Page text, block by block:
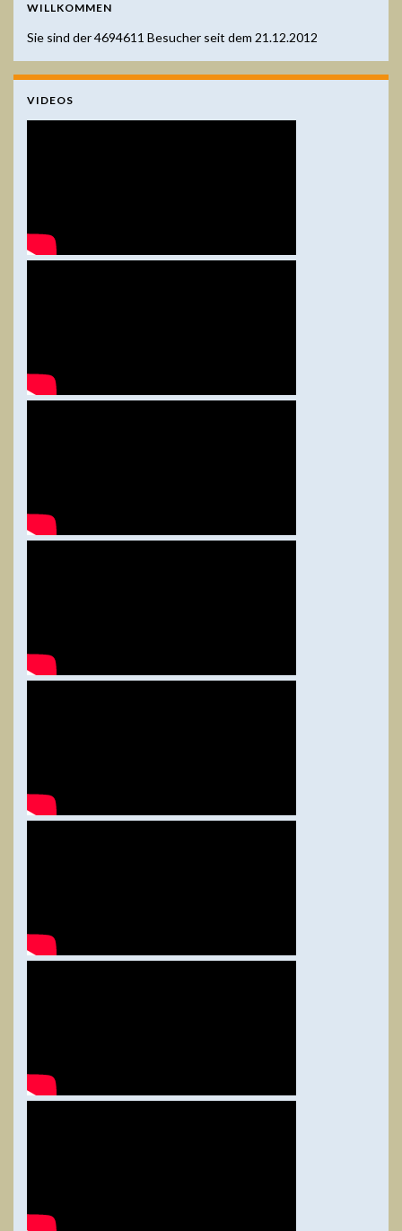
WILLKOMMEN
Sie sind der4694611 Besucher seit dem 21.12.2012
VIDEOS